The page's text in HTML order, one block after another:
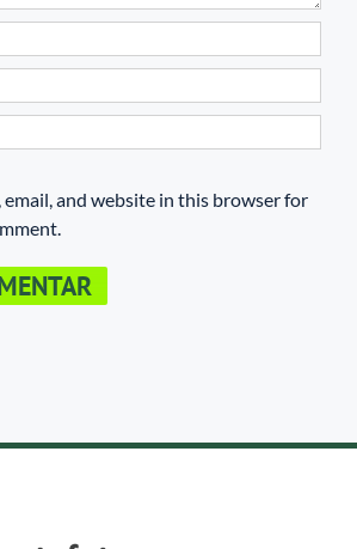
email, and website in this browser for